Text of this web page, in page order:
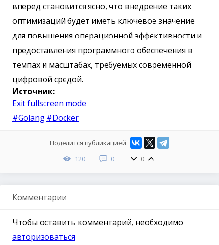
вперед становится ясно, что внедрение таких
оптимизаций будет иметь ключевое значение
для повышения операционной эффективности и
предоставления программного обеспечения в
темпах и масштабах, требуемых современной
цифровой средой.
Источник:
Exit fullscreen mode
#Golang #Docker
Поделится публикацией
120
0 0
Комментарии
Чтобы оставить комментарий, необходимо
авторизоваться